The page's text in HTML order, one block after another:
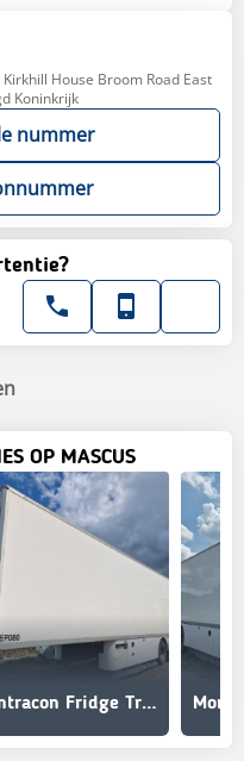
House Broom Road East
Koninkrijk
nummer
OP MASCUS
Montracon Fridge Trailer